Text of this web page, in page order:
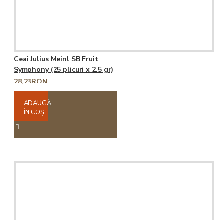
Ceai Julius Meinl SB Fruit
Symphony (25 plicuri x 2.5 gr)
28,23RON
ADAUGĂ
ÎN COŞ